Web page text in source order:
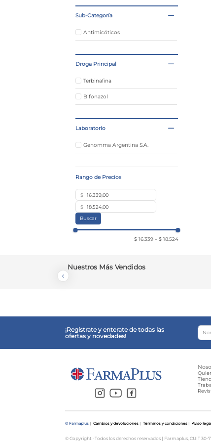
Sub-Categoría
Antimicóticos
Droga Principal
Terbinafina
Bifonazol
Laboratorio
Genomma Argentina S.A.
$
$
Buscar
$ 16.339 – $ 18.524
Nuestros Más Vendidos
¡Registrate y enterate de todas las
ofertas y novedades!
© Farmaplus | Cambios y devoluciones | Términos y condiciones | Aviso legal
© Copyright · Todos los derechos reservados | Farmaplus, CUIT